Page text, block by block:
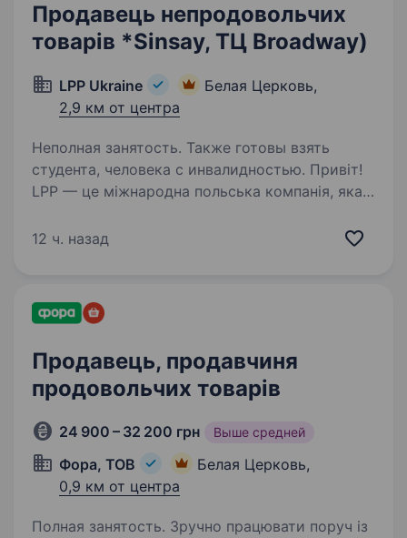
Продавець непродовольчих
товарів *Sinsay, ТЦ Broadway)
LPP Ukraine
Белая Церковь,
2,9 км от центра
Неполная занятость. Также готовы взять
студента, человека с инвалидностью. Привіт!
LPP — це міжнародна польська компанія, яка
моди та роздрібної торгівлі. Наша компанія
12 ч. назад
Продавець, продавчиня
продовольчих товарів
24 900 – 32 200 грн Выше средней
Фора, ТОВ
Белая Церковь,
0,9 км от центра
Полная занятость. Зручно працювати поруч із